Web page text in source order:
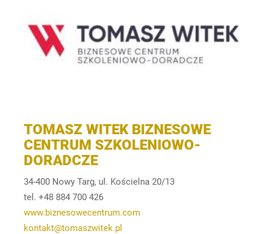
TOMASZ WITEK BIZNESOWE
CENTRUM SZKOLENIOWO-
DORADCZE
34-400 Nowy Targ, ul. Kościelna 20/13
tel. +48 884 700 426
www.biznesowecentrum.com
kontakt@tomaszwitek.pl